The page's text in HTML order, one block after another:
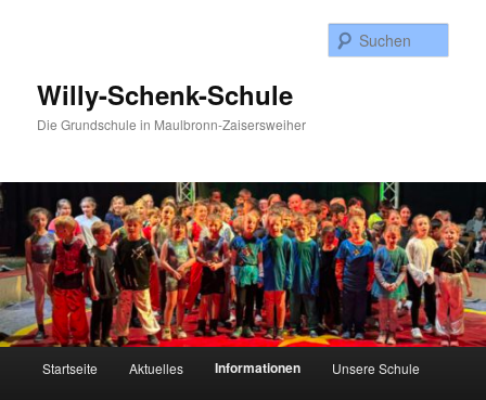
Willy-Schenk-Schule
Die Grundschule in Maulbronn-Zaisersweiher
Startseite Aktuelles Informationen Unsere Schule